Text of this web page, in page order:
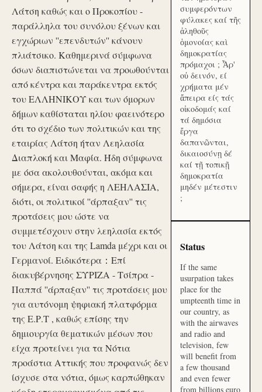
Λάτση καθώς και ο Προκοπίου -
παράλληλα του συνόλου ξένων και
εγχώριων ''επενδυτών'' κάνουν
πλιάτσικο. Καθημερινά σύμφωνα
όσων διαπιστώνεται να προωθούνται
από κέντρα και παράκεντρα εκτός
του ΕΛΛΗΝΙΚΟΥ και των όμορων
δήμων καθίσταται ηλίου φαεινότερο
ότι το σχέδιο των πολιτικών και της
εταιρίας Λάτση ήταν Λεηλασία
Διαπλοκή και Μαφία. Ήδη σύμφωνα
με όσα ακολουθούνται, ακόμα και
σήμερα, είναι σαφής η ΛΕΗΛΑΣΙΑ,
διότι, οι πολιτικοί ''άρπαξαν'' τις
προτάσεις μου ώστε να
συμμετέσχουν στην λεηλασία εκτός
του Λάτση και της Lamda μέχρι και οι
Γερμανοί. Ειδικότερα：Επί
διακυβέρνησης ΣΥΡΙΖΑ - Τσίπρα -
Παππά ''άρπαξαν'' τις προτάσεις μου
για αυτόνομη ψηφιακή πλατφόρμα
της Ε.Ρ.Τ , καθώς επίσης την
δημιουργία θεματικών μέσων που
είχα προτείνει για τα Νότια
προάστια Αττικής που προφανώς δεν
ίσχυσε στα νότια, όμως καρπώθηκαν
συμφερόντων
φύλακες καί τῆς
ἀληθοῦς
ὁμονοίας καὶ
δημοκρατίας
πρόμαχοι ; Ἆρ'
οὐ δεινόν, εί
χρήματα μέν
ἄπειρα είς τάς
οἰκοδομάς καί
τά δημόσια
ἔργα
δαπανῶνται,
δικαιοσύνῃ δέ
καί τῇ τοπικῇ
δημοκρατία
μηδέν μέτεστιν
;
Status
If the same
usurpation takes
place for the
umpteenth time in
our country, as
with the airwaves
and radio and
television, few
will benefit from
a few thousand
and even fewer
from billions euro